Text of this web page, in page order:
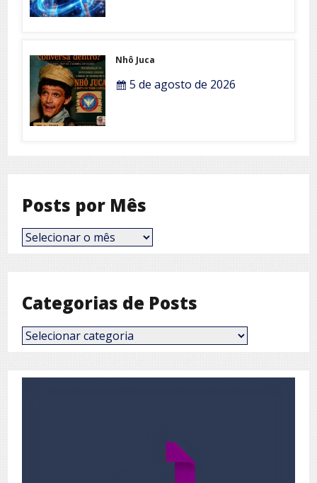
Nhô Juca
5 de agosto de 2026
Posts por Mês
Posts
por
Categorias de Posts
Categorias
de